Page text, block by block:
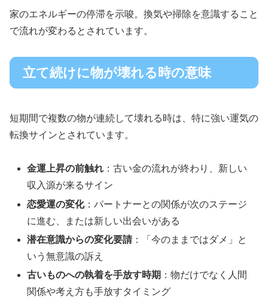
家のエネルギーの停滞を示唆。換気や掃除を意識すること
で流れが変わるとされています。
立て続けに物が壊れる時の意味
短期間で複数の物が連続して壊れる時は、特に強い運気の
転換サインとされています。
金運上昇の前触れ ：古い金の流れが終わり、新しい
収入源が来るサイン
恋愛運の変化：パートナーとの関係が次のステージ
に進む、または新しい出会いがある
潜在意識からの変化要請：「今のままではダメ」と
いう無意識の訴え
古いものへの執着を手放す時期 ：物だけでなく人間
関係や考え方も手放すタイミング